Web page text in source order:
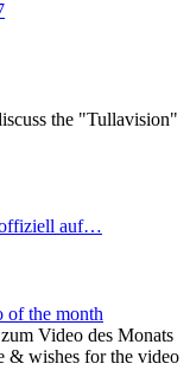
the "Tullavision"
auf…
of the month
Video des Monats
& wishes for the video